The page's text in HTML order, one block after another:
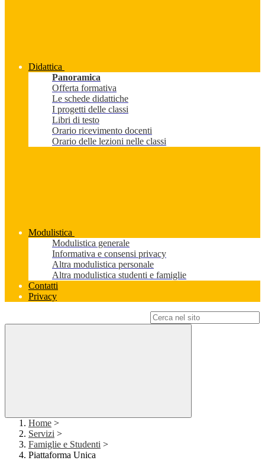
Didattica
Panoramica
Offerta formativa
Le schede didattiche
I progetti delle classi
Libri di testo
Orario ricevimento docenti
Orario delle lezioni nelle classi
Modulistica
Modulistica generale
Informativa e consensi privacy
Altra modulistica personale
Altra modulistica studenti e famiglie
Contatti
Privacy
Home >
Servizi >
Famiglie e Studenti >
Piattaforma Unica